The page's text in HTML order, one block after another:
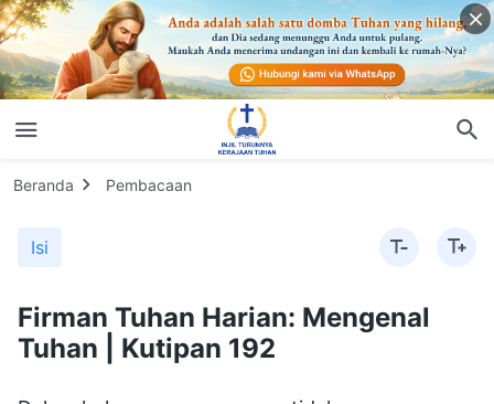
Beranda Pembacaan
Isi
Firman Tuhan Harian: Mengenal
Tuhan | Kutipan 192